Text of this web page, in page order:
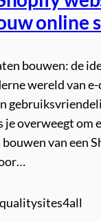
online
bouwen: de
wereld van
je overweegt om
van een
qualitysites4all